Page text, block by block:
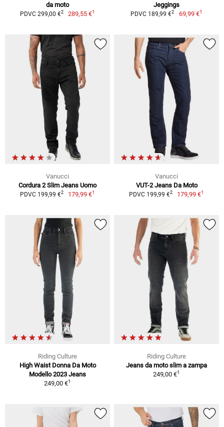
da moto
PDVC 299,00 €2 289,55 €1
Jeggings
PDVC 189,99 €2 69,99 €1
Vanucci
Cordura 2 Slim Jeans Uomo
PDVC 199,99 €2 179,99 €1
Vanucci
VUT-2 Jeans Da Moto
PDVC 199,99 €2 179,99 €1
Riding Culture
High Waist Donna Da Moto
Modello 2023 Jeans
249,00 €1
Riding Culture
Jeans da moto slim a zampa
249,00 €1